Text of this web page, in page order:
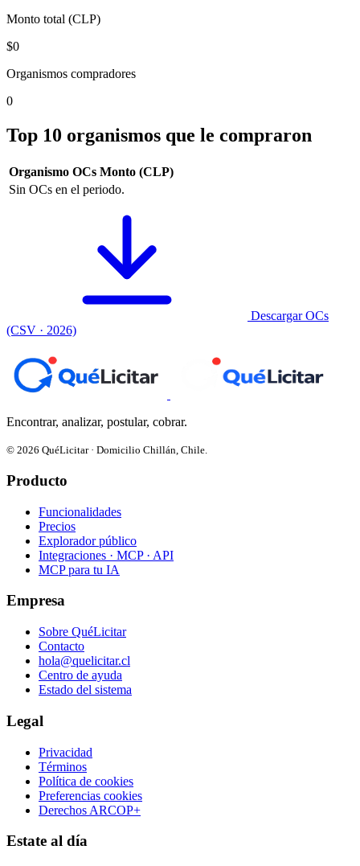
Monto total (CLP)
$0
Organismos compradores
0
Top 10 organismos que le compraron
Organismo OCs Monto (CLP)
Sin OCs en el periodo.
Descargar OCs
(CSV · 2026)
Encontrar, analizar, postular, cobrar.
© 2026 QuéLicitar · Domicilio Chillán, Chile.
Producto
Funcionalidades
Precios
Explorador público
Integraciones · MCP · API
MCP para tu IA
Empresa
Sobre QuéLicitar
Contacto
hola@quelicitar.cl
Centro de ayuda
Estado del sistema
Legal
Privacidad
Términos
Política de cookies
Preferencias cookies
Derechos ARCOP+
Estate al día